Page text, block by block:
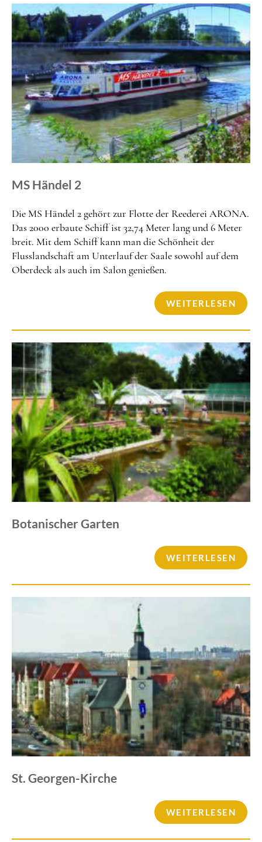
MS Händel 2
Die MS Händel 2 gehört zur Flotte der Reederei ARONA.
Das 2000 erbaute Schiff ist 32,74 Meter lang und 6 Meter
breit. Mit dem Schiff kann man die Schönheit der
Flusslandschaft am Unterlauf der Saale sowohl auf dem
Oberdeck als auch im Salon genießen.
WEITERLESEN
Botanischer Garten
WEITERLESEN
St. Georgen-Kirche
WEITERLESEN